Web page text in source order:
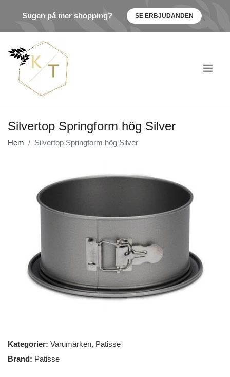
Sugen på mer shopping? SE ERBJUDANDEN
Silvertop Springform hög Silver
Hem Silvertop Springform hög Silver
Kategorier: Varumärken, Patisse
Brand: Patisse